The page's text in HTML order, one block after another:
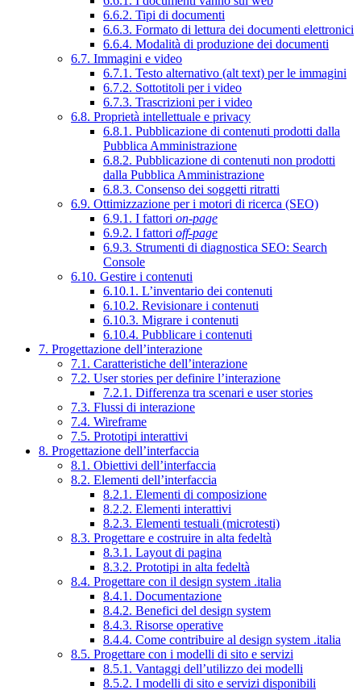
6.6.2. Tipi di documenti
6.6.3. Formato di lettura dei documenti elettronici
6.6.4. Modalità di produzione dei documenti
6.7. Immagini e video
6.7.1. Testo alternativo (alt text) per le immagini
6.7.2. Sottotitoli per i video
6.7.3. Trascrizioni per i video
6.8. Proprietà intellettuale e privacy
6.8.1. Pubblicazione di contenuti prodotti dalla
Pubblica Amministrazione
6.8.2. Pubblicazione di contenuti non prodotti
dalla Pubblica Amministrazione
6.8.3. Consenso dei soggetti ritratti
6.9. Ottimizzazione per i motori di ricerca (SEO)
6.9.1. I fattori on-page
6.9.2. I fattori off-page
6.9.3. Strumenti di diagnostica SEO: Search
Console
6.10. Gestire i contenuti
6.10.1. L’inventario dei contenuti
6.10.2. Revisionare i contenuti
6.10.3. Migrare i contenuti
6.10.4. Pubblicare i contenuti
7. Progettazione dell’interazione
7.1. Caratteristiche dell’interazione
7.2. User stories per definire l’interazione
7.2.1. Differenza tra scenari e user stories
7.3. Flussi di interazione
7.4. Wireframe
7.5. Prototipi interattivi
8. Progettazione dell’interfaccia
8.1. Obiettivi dell’interfaccia
8.2. Elementi dell’interfaccia
8.2.1. Elementi di composizione
8.2.2. Elementi interattivi
8.2.3. Elementi testuali (microtesti)
8.3. Progettare e costruire in alta fedeltà
8.3.1. Layout di pagina
8.3.2. Prototipi in alta fedeltà
8.4. Progettare con il design system .italia
8.4.1. Documentazione
8.4.2. Benefici del design system
8.4.3. Risorse operative
8.4.4. Come contribuire al design system .italia
8.5. Progettare con i modelli di sito e servizi
8.5.1. Vantaggi dell’utilizzo dei modelli
8.5.2. I modelli di sito e servizi disponibili